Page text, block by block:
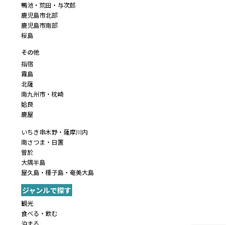
鴨池・荒田・与次郎
鹿児島市北部
鹿児島市南部
桜島
その他
指宿
霧島
北薩
南九州市・枕崎
姶良
鹿屋
いちき串木野・薩摩川内
南さつま・日置
曽於
大隅半島
屋久島・種子島・奄美大島
ジャンルで探す
観光
食べる・飲む